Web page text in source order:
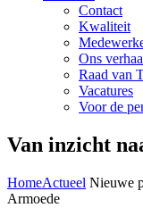
Contact
Kwaliteit
Ons
Raad van
Vacatures
Voor de
Van inzicht
HomeActueel Nieuwe
Armoede